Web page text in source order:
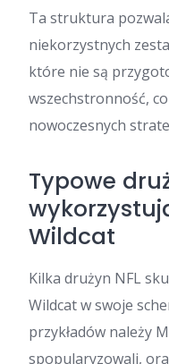
Ta struktura
niekorzystnych
które nie są
wszechstronność,
nowoczesnych
Typowe
Wildcat
Kilka drużyn NFL
Wildcat w swoje
przykładów należy
spopularyzowali,